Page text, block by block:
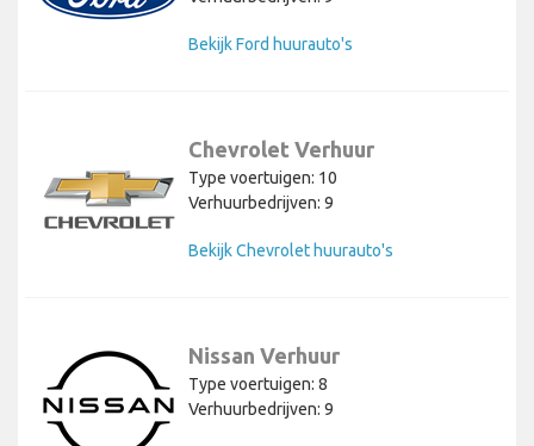
Bekijk Ford huurauto's
Chevrolet Verhuur
Type voertuigen: 10
Verhuurbedrijven: 9
Bekijk Chevrolet huurauto's
Nissan Verhuur
Type voertuigen: 8
Verhuurbedrijven: 9